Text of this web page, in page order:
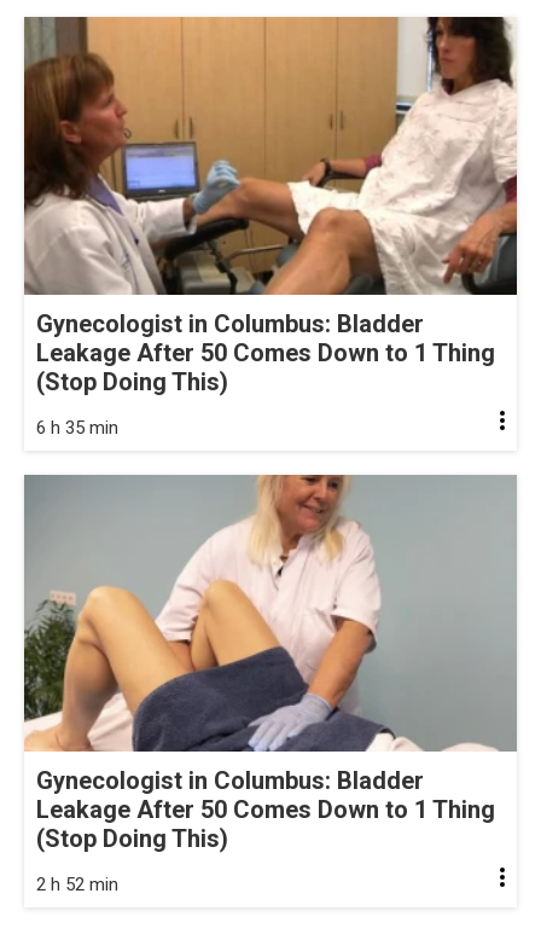
Gynecologist in Columbus: Bladder
Leakage After 50 Comes Down to 1 Thing
(Stop Doing This)
6 h 35 min
Gynecologist in Columbus: Bladder
Leakage After 50 Comes Down to 1 Thing
(Stop Doing This)
2 h 52 min